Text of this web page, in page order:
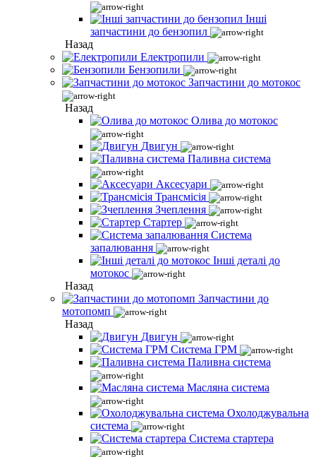
Інші
запчастини до бензопил
Назад
Електропили
Бензопили
Запчастини до мотокос
Назад
Олива до мотокос
Двигун
Паливна система
Аксесуари
Трансмісія
Зчеплення
Стартер
Система
запалювання
Інші деталі до
мотокос
Назад
Запчастини до
мотопомп
Назад
Двигун
Система ГРМ
Паливна система
Масляна система
Охолоджувальна
система
Система стартера